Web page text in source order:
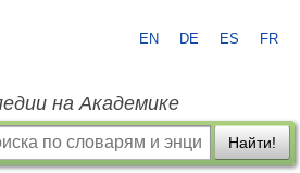
EN DE ES FR
на Академике
Найти!